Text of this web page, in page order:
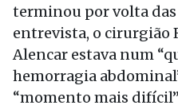
terminou por volta das
entrevista, o cirurgião
Alencar estava num
hemorragia
“momento mais